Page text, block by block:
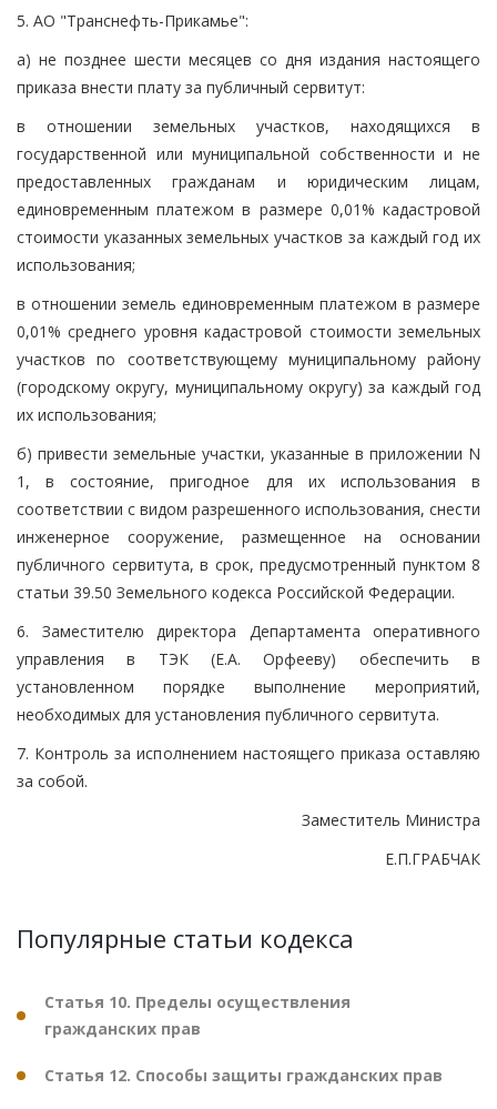
5. АО "Транснефть-Прикамье":
а) не позднее шести месяцев со дня издания настоящего
приказа внести плату за публичный сервитут:
в отношении земельных участков, находящихся в
государственной или муниципальной собственности и не
предоставленных гражданам и юридическим лицам,
единовременным платежом в размере 0,01% кадастровой
стоимости указанных земельных участков за каждый год их
использования;
в отношении земель единовременным платежом в размере
0,01% среднего уровня кадастровой стоимости земельных
участков по соответствующему муниципальному району
(городскому округу, муниципальному округу) за каждый год
их использования;
б) привести земельные участки, указанные в приложении N
1, в состояние, пригодное для их использования в
соответствии с видом разрешенного использования, снести
инженерное сооружение, размещенное на основании
публичного сервитута, в срок, предусмотренный пунктом 8
статьи 39.50 Земельного кодекса Российской Федерации.
6. Заместителю директора Департамента оперативного
управления в ТЭК (Е.А. Орфееву) обеспечить в
установленном порядке выполнение мероприятий,
необходимых для установления публичного сервитута.
7. Контроль за исполнением настоящего приказа оставляю
за собой.
Заместитель Министра
Е.П.ГРАБЧАК
Популярные статьи кодекса
Статья 10. Пределы осуществления
гражданских прав
Статья 12. Способы защиты гражданских прав